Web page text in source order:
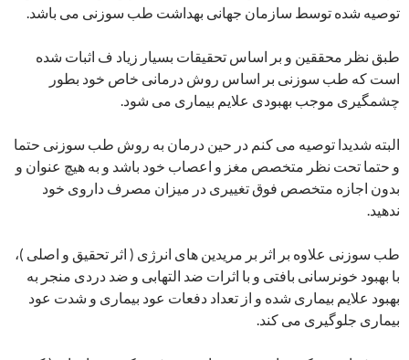
توصیه شده توسط سازمان جهانی بهداشت طب سوزنی می باشد.
طبق نظر محققین و بر اساس تحقیقات بسیار زیاد ف اثبات شده
است که طب سوزنی بر اساس روش درمانی خاص خود بطور
چشمگیری موجب بهبودی علایم بیماری می شود.
البته شدیدا توصیه می کنم در حین درمان به روش طب سوزنی حتما
و حتما تحت نظر متخصص مغز و اعصاب خود باشد و به هیچ عنوان و
بدون اجازه متخصص فوق تغییری در میزان مصرف داروی خود
ندهید.
طب سوزنی علاوه بر اثر بر مریدین های انرژی ( اثر تحقیق و اصلی )،
با بهبود خونرسانی بافتی و با اثرات ضد التهابی و ضد دردی منجر به
بهبود علایم بیماری شده و از تعداد دفعات عود بیماری و شدت عود
بیماری جلوگیری می کند.